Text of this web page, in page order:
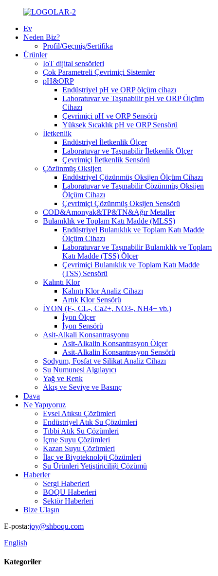
Ev
Neden Biz?
Profil/Geçmiş/Sertifika
Ürünler
IoT dijital sensörleri
Çok Parametreli Çevrimiçi Sistemler
pH&ORP
Endüstriyel pH ve ORP ölçüm cihazı
Laboratuvar ve Taşınabilir pH ve ORP Ölçüm
Cihazı
Çevrimiçi pH ve ORP Sensörü
Yüksek Sıcaklık pH ve ORP Sensörü
İletkenlik
Endüstriyel İletkenlik Ölçer
Laboratuvar ve Taşınabilir İletkenlik Ölçer
Çevrimiçi İletkenlik Sensörü
Çözünmüş Oksijen
Endüstriyel Çözünmüş Oksijen Ölçüm Cihazı
Laboratuvar ve Taşınabilir Çözünmüş Oksijen
Ölçüm Cihazı
Çevrimiçi Çözünmüş Oksijen Sensörü
COD&Amonyak&TP&TN&Ağır Metaller
Bulanıklık ve Toplam Katı Madde (MLSS)
Endüstriyel Bulanıklık ve Toplam Katı Madde
Ölçüm Cihazı
Laboratuvar ve Taşınabilir Bulanıklık ve Toplam
Katı Madde (TSS) Ölçer
Çevrimiçi Bulanıklık ve Toplam Katı Madde
(TSS) Sensörü
Kalıntı Klor
Kalıntı Klor Analiz Cihazı
Artık Klor Sensörü
İYON (F-, CL-, Ca2+, NO3-, NH4+ vb.)
İyon Ölçer
İyon Sensörü
Asit-Alkali Konsantrasyonu
Asit-Alkalin Konsantrasyon Ölçer
Asit-Alkalin Konsantrasyon Sensörü
Sodyum, Fosfat ve Silikat Analiz Cihazı
Su Numunesi Algılayıcı
Yağ ve Renk
Akış ve Seviye ve Basınç
Dava
Ne Yapıyoruz
Evsel Atıksu Çözümleri
Endüstriyel Atık Su Çözümleri
Tıbbi Atık Su Çözümleri
İçme Suyu Çözümleri
Kazan Suyu Çözümleri
İlaç ve Biyoteknoloji Çözümleri
Su Ürünleri Yetiştiriciliği Çözümü
Haberler
Sergi Haberleri
BOQU Haberleri
Sektör Haberleri
Bize Ulaşın
E-posta:joy@shboqu.com
English
Kategoriler